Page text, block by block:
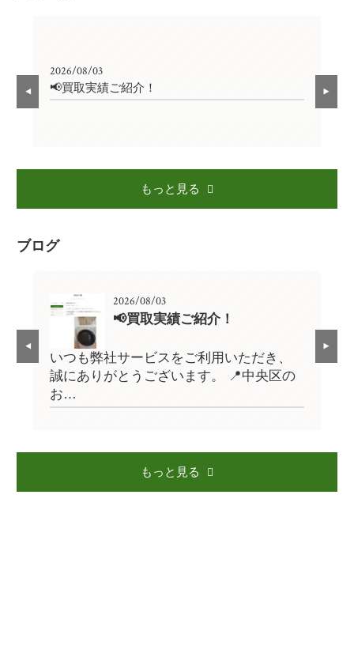
2026/08/03
📢買取実績ご紹介！
もっと見る
ブログ
2026/08/03
📢買取実績ご紹介！
いつも弊社サービスをご利用いただき、
誠にありがとうございます。 📍中央区の
お…
もっと見る